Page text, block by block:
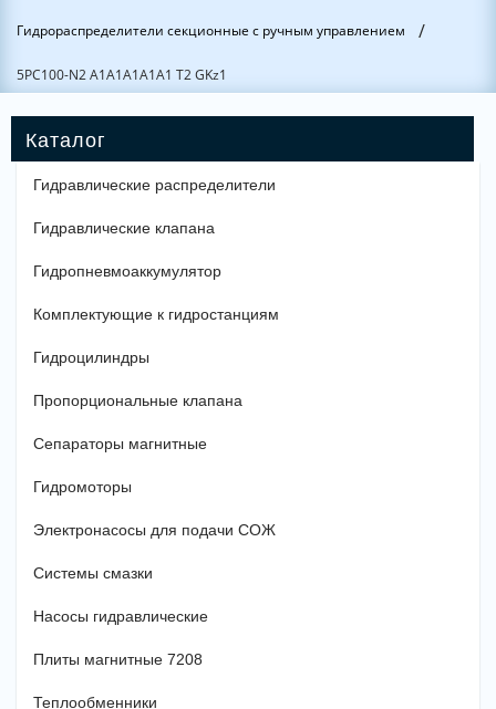
Гидрораспределители секционные с ручным управлением /
5РС100-N2 А1А1А1А1А1 Т2 GKz1
Гидравлические распределители
Гидравлические клапана
Гидропневмоаккумулятор
Комплектующие к гидростанциям
Гидроцилиндры
Пропорциональные клапана
Сепараторы магнитные
Гидромоторы
Электронасосы для подачи СОЖ
Системы смазки
Насосы гидравлические
Плиты магнитные 7208
Теплообменники